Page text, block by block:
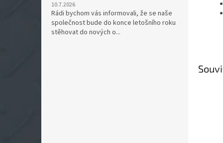
10.7.2026
Rádi bychom vás informovali, že se naše
společnost bude do konce letošního roku
stěhovat do nových o...